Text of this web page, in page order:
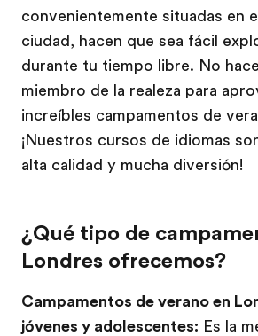
convenientemente situadas en
ciudad, hacen que sea fácil
durante tu tiempo libre. No
miembro de la realeza para
increíbles campamentos de
¡Nuestros cursos de idiomas
alta calidad y mucha diversión!
¿Qué tipo de
Londres ofrecemos?
Campamentos de verano en
jóvenes y adolescentes: Es la